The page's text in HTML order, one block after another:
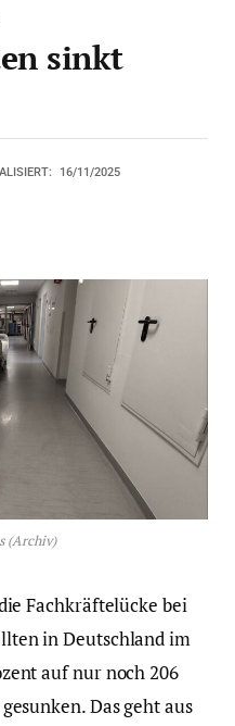
sinkt
16/11/2025
(Archiv)
Fachkräftelücke bei
in Deutschland im
auf nur noch 206
Das geht aus